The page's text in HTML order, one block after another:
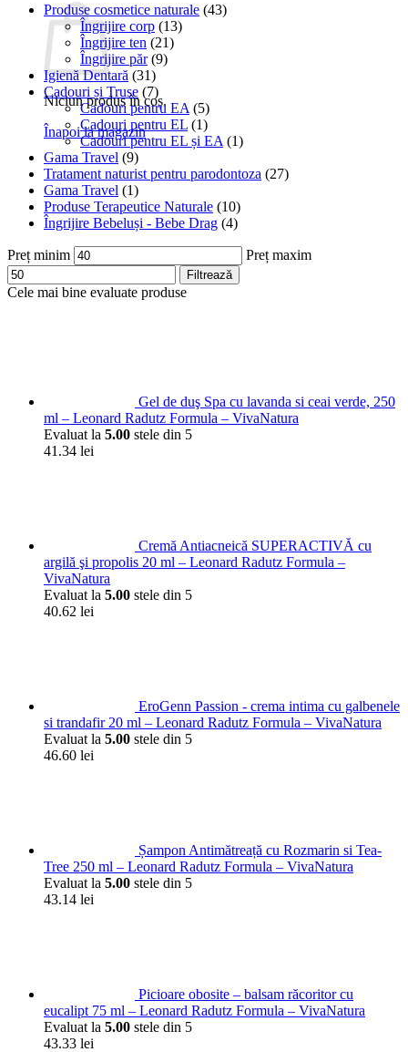
Niciun produs în coș.
Înapoi la magazin
Produse cosmetice naturale (43)
Îngrijire corp (13)
Îngrijire ten (21)
Îngrijire păr (9)
Igienă Dentară (31)
Cadouri și Truse (7)
Cadouri pentru EA (5)
Cadouri pentru EL (1)
Cadouri pentru EL și EA (1)
Gama Travel (9)
Tratament naturist pentru parodontoza (27)
Gama Travel (1)
Produse Terapeutice Naturale (10)
Îngrijire Bebeluși - Bebe Drag (4)
Preț minim Preț maxim
Filtrează
Cele mai bine evaluate produse
Gel de duş Spa cu lavanda si ceai verde, 250
ml – Leonard Radutz Formula – VivaNatura
Evaluat la 5.00 stele din 5
41.34 lei
Cremă Antiacneică SUPERACTIVĂ cu
argilă şi propolis 20 ml – Leonard Radutz Formula –
VivaNatura
Evaluat la 5.00 stele din 5
40.62 lei
EroGenn Passion - crema intima cu galbenele
si trandafir 20 ml – Leonard Radutz Formula – VivaNatura
Evaluat la 5.00 stele din 5
46.60 lei
Șampon Antimătreață cu Rozmarin si Tea-
Tree 250 ml – Leonard Radutz Formula – VivaNatura
Evaluat la 5.00 stele din 5
43.14 lei
Picioare obosite – balsam răcoritor cu
eucalipt 75 ml – Leonard Radutz Formula – VivaNatura
Evaluat la 5.00 stele din 5
43.33 lei